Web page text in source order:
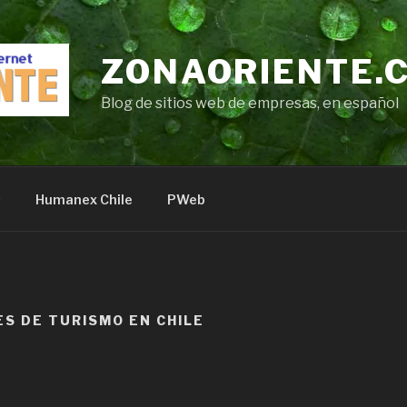
Blog de sitios web de empresas, en español
Humanex Chile PWeb
DE TURISMO EN CHILE